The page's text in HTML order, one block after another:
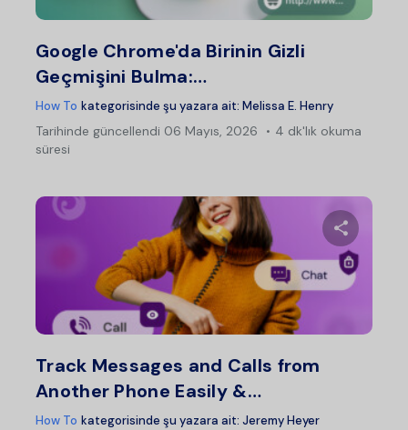
Google Chrome'da Birinin Gizli
Geçmişini Bulma:…
How To kategorisinde şu yazara ait: Melissa E. Henry
Tarihinde güncellendi 06 Mayıs, 2026
4 dk'lık okuma
süresi
Bu
Track Messages and Calls from
Another Phone Easily &…
How To kategorisinde şu yazara ait: Jeremy Heyer